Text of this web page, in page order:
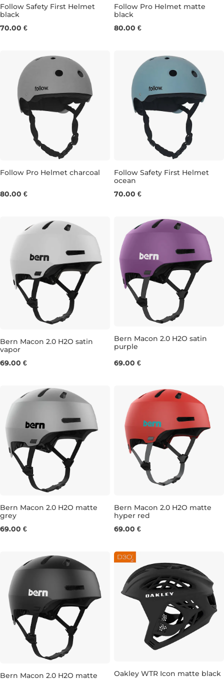
XS
Follow Safety First Helmet
black
70.00 € XS M
Follow Pro Helmet matte
black
80.00 €
XS S
Follow Pro Helmet charcoal
80.00 € XS
Follow Safety First Helmet
ocean
70.00 €
M
Bern Macon 2.0 H2O satin
vapor
69.00 €
Bern Macon 2.0 H2O satin
purple
69.00 €
S M
Bern Macon 2.0 H2O matte
grey
69.00 € M
Bern Macon 2.0 H2O matte
hyper red
69.00 €
Bern Macon 2.0 H2O matte
Oakley WTR Icon matte black